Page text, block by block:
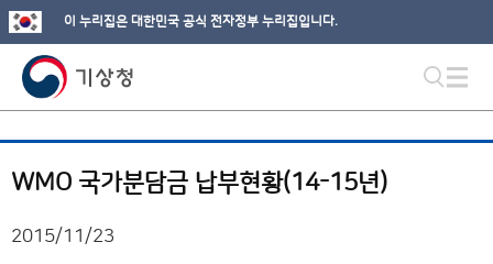
이 누리집은 대한민국 공식 전자정부 누리집입니다.
WMO 국가분담금 납부현황(14-15년)
2015/11/23